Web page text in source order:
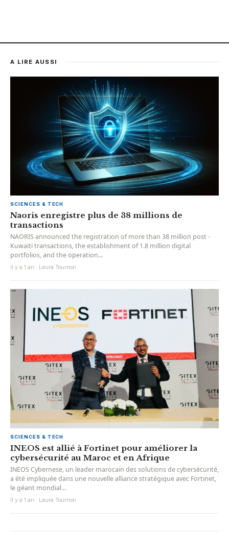
A LIRE AUSSI
SCIENCES & TECH
Naoris enregistre plus de 38 millions de
transactions
NAORIS announced the registration of more than 38 million post -
Kuwaiti transactions, the establishment of 1.8 million digital
portfolios, and the operation...
Il y a 1 an · Laura Tournon
SCIENCES & TECH
INEOS est allié à Fortinet pour améliorer la
cybersécurité au Maroc et en Afrique
INEOS Cybernese, un leader marocain des solutions de cybersécurité,
a été impliquée dans une nouvelle alliance stratégique avec Fortinet,
le géant mondial...
Il y a 1 an · Laura Tournon